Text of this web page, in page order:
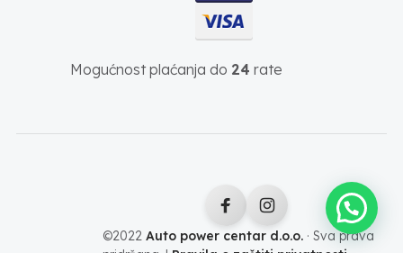
Mogućnost plaćanja do 24 rate
©2022 Auto power centar d.o.o.· Sva prava